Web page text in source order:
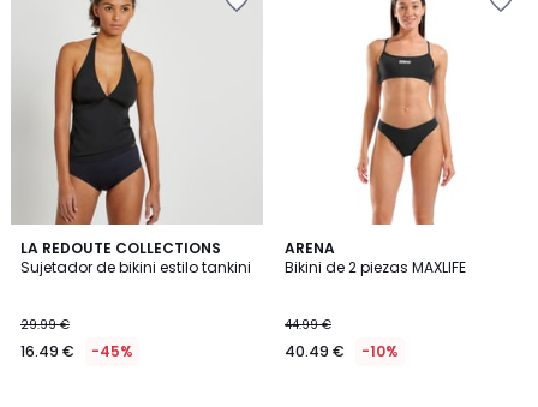
LA REDOUTE COLLECTIONS
Sujetador de bikini estilo tankini
29.99 €
16.49 € -45%
4
/
ARENA
Bikini de 2 piezas MAXLIFE
44.99 €
40.49 € -10%